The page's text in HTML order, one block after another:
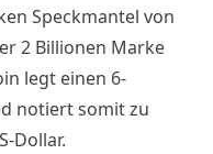
Speckmantel von
2 Billionen Marke
legt einen 6-
notiert somit zu
Dollar.